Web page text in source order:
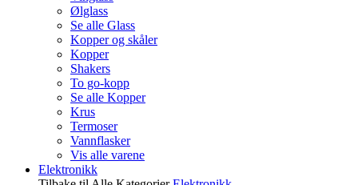
Ølglass
Se alle Glass
Kopper og skåler
Kopper
Shakers
To go-kopp
Se alle Kopper
Krus
Termoser
Vannflasker
Vis alle varene
Elektronikk